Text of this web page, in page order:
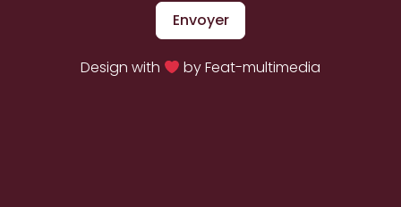
Envoyer
Design with by Feat-multimedia